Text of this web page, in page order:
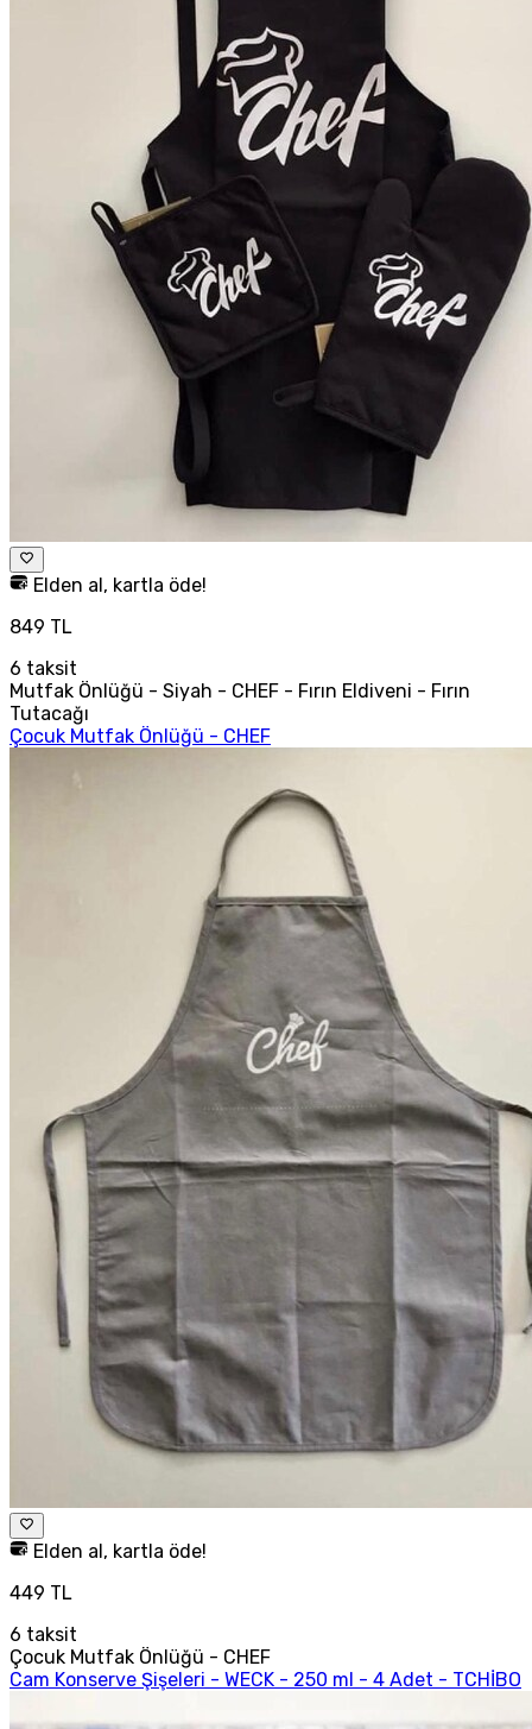
Elden al, kartla öde!
849 TL
6 taksit
Mutfak Önlüğü - Siyah - CHEF - Fırın Eldiveni - Fırın
Tutacağı
Çocuk Mutfak Önlüğü - CHEF
Elden al, kartla öde!
449 TL
6 taksit
Çocuk Mutfak Önlüğü - CHEF
Cam Konserve Şişeleri - WECK - 250 ml - 4 Adet - TCHİBO